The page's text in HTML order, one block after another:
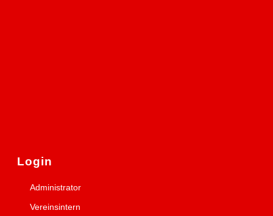
Login
Administrator
Vereinsintern